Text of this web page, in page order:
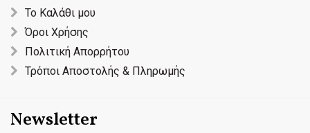
Το Καλάθι μου
Όροι Χρήσης
Πολιτική Απορρήτου
Τρόποι Αποστολής & Πληρωμής
Newsletter